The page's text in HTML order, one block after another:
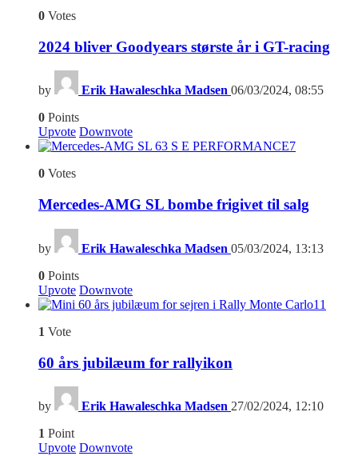
0 Votes
2024 bliver Goodyears største år i GT-racing
by Erik Hawaleschka Madsen 06/03/2024, 08:55
0 Points
Upvote Downvote
7
0 Votes
Mercedes-AMG SL bombe frigivet til salg
by Erik Hawaleschka Madsen 05/03/2024, 13:13
0 Points
Upvote Downvote
11
1 Vote
60 års jubilæum for rallyikon
by Erik Hawaleschka Madsen 27/02/2024, 12:10
1 Point
Upvote Downvote